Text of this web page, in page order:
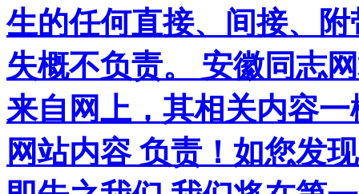
生的任何直接、间接、
失概不负责。 安徽同志
来自网上，其相关内容
网站内容 负责！如您发